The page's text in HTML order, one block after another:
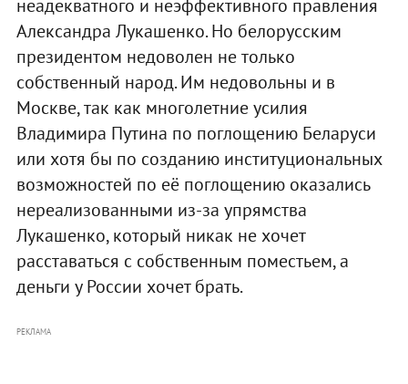
неадекватного и неэффективного правления
Александра Лукашенко. Но белорусским
президентом недоволен не только
собственный народ. Им недовольны и в
Москве, так как многолетние усилия
Владимира Путина по поглощению Беларуси
или хотя бы по созданию институциональных
возможностей по её поглощению оказались
нереализованными из-за упрямства
Лукашенко, который никак не хочет
расставаться с собственным поместьем, а
деньги у России хочет брать.
РЕКЛАМА